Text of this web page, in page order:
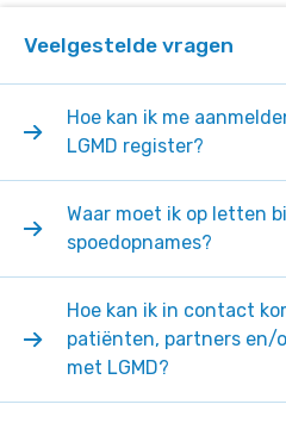
Veelgestelde vragen
Hoe kan ik me
LGMD register?
Waar moet ik op letten
spoedopnames?
Hoe kan ik in contact
patiënten, partners en/
met LGMD?